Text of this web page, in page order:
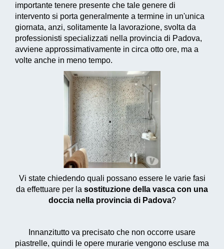
importante tenere presente che tale genere di
intervento si porta generalmente a termine in un'unica
giornata, anzi, solitamente la lavorazione, svolta da
professionisti specializzati nella provincia di Padova,
avviene approssimativamente in circa otto ore, ma a
volte anche in meno tempo.
Vi state chiedendo quali possano essere le varie fasi
da effettuare per la sostituzione della vasca con una
doccia nella provincia di Padova?
Innanzitutto va precisato che non occorre usare
piastrelle, quindi le opere murarie vengono escluse ma